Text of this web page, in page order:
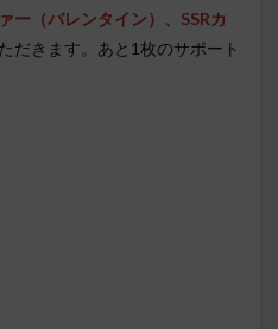
ー（バレンタイン）、SSRカ
だきます。あと1枚のサポート